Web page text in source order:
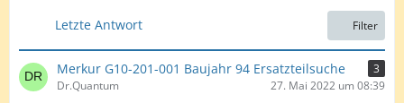
Letzte Antwort Filter
Merkur G10-201-001 Baujahr 94 Ersatzteilsuche
3
Dr.Quantum
27. Mai 2022 um 08:39